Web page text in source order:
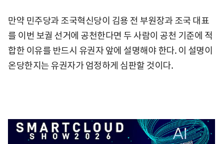
만약 민주당과 조국혁신당이 김용 전 부원장과 조국 대표
를 이번 보궐 선거에 공천한다면 두 사람이 공천 기준에 적
합한 이유를 반드시 유권자 앞에 설명해야 한다. 이 설명이
온당한지는 유권자가 엄정하게 심판할 것이다.